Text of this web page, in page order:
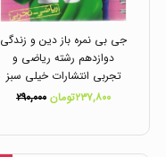
جی بی نمره باز دین و زندگی
دوازدهم رشته ریاضی و
تجربی انتشارات خیلی سبز
۲۳۷,۸۰۰تومان
۲۹۰,۰۰۰